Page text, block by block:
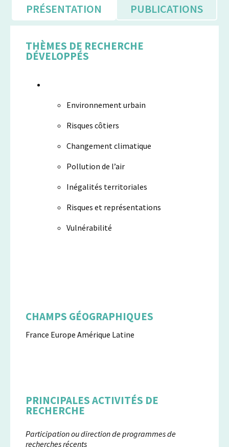
PRÉSENTATION PUBLICATIONS
THÈMES DE RECHERCHE
DÉVELOPPÉS
Environnement urbain
Risques côtiers
Changement climatique
Pollution de l’air
Inégalités territoriales
Risques et représentations
Vulnérabilité
CHAMPS GÉOGRAPHIQUES
France Europe Amérique Latine
PRINCIPALES ACTIVITÉS DE
RECHERCHE
Participation ou direction de programmes de
recherches récents